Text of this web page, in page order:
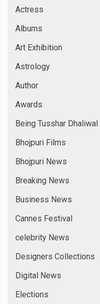
Actress
Albums
Art Exhibition
Astrology
Author
Awards
Being Tusshar Dhaliwal
Bhojpuri Films
Bhojpuri News
Breaking News
Business News
Cannes Festival
celebrity News
Designers Collections
Digital News
Elections